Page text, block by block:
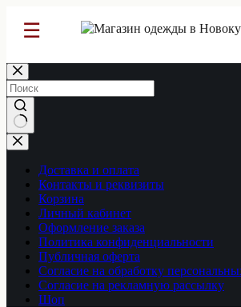
☰
Перейти
к
сути
Ничего
не
найденоДоставка и оплата
Контакты и реквизиты
Корзина
Личный кабинет
Оформление заказа
Политика конфиденциальности
Публичная оферта
Согласие на обработку
Согласие на рекламную рассылку
Шоп